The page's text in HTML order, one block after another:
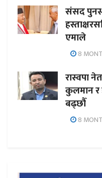
संसद
एमाले
8
रास्वपा
कुलमान र
बढ्छौँ
8